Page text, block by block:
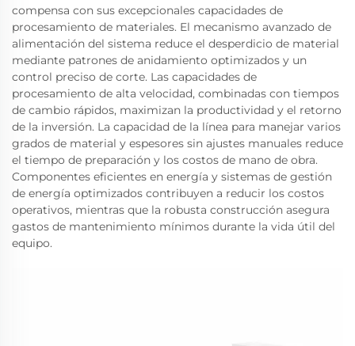
compensa con sus excepcionales capacidades de
procesamiento de materiales. El mecanismo avanzado de
alimentación del sistema reduce el desperdicio de material
mediante patrones de anidamiento optimizados y un
control preciso de corte. Las capacidades de
procesamiento de alta velocidad, combinadas con tiempos
de cambio rápidos, maximizan la productividad y el retorno
de la inversión. La capacidad de la línea para manejar varios
grados de material y espesores sin ajustes manuales reduce
el tiempo de preparación y los costos de mano de obra.
Componentes eficientes en energía y sistemas de gestión
de energía optimizados contribuyen a reducir los costos
operativos, mientras que la robusta construcción asegura
gastos de mantenimiento mínimos durante la vida útil del
equipo.